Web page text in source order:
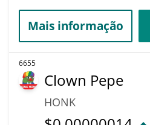
Mais informação
6655
Clown Pepe
HONK